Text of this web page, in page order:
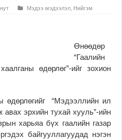
Мэдээ мэдээлэл Нийгэм
Өнөөдөр
“Гаалийн
өдөрлөг”-ийг зохион
өдөрлөгийг “Мэдээллийн ил
эрхийн тухай хууль”-ийн
харьяа бүх гаалийн газар
байгууллагуудад нэгэн